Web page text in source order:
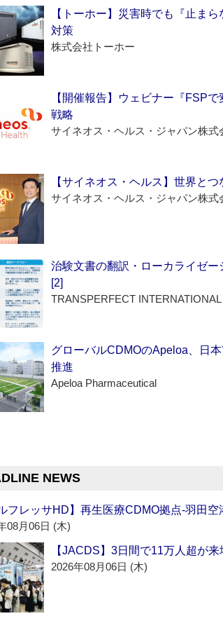
【トーホー】災害時でも『止ま
対策
株式会社トーホー
【開催報告】ウェビナー『FSP
戦略
サイネオス・ヘルス・ジャパン株式
【サイネオス・ヘルス】世界と
サイネオス・ヘルス・ジャパン株式
治験文書の翻訳・ローカライゼ
[2]
TRANSPERFECT INTERNATIONAL
グローバルCDMOのApeloa、日
推進
Apeloa Pharmaceutical
NEWS
フレッサHD】再生医療CDMO拠点‐羽田
08月06日 (木)
【JACDS】3日間で11万人超が
2026年08月06日 (木)